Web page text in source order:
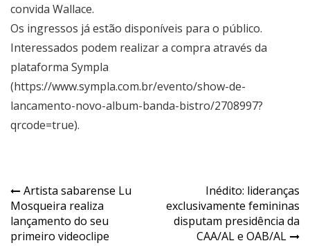
convida Wallace.
Os ingressos já estão disponíveis para o público.
Interessados podem realizar a compra através da
plataforma Sympla
(https://www.sympla.com.br/evento/show-de-
lancamento-novo-album-banda-bistro/2708997?
qrcode=true).
Navegação
de
Post
Artista sabarense Lu
Mosqueira realiza
lançamento do seu
primeiro videoclipe
Inédito: lideranças
exclusivamente femininas
disputam presidência da
CAA/AL e OAB/AL